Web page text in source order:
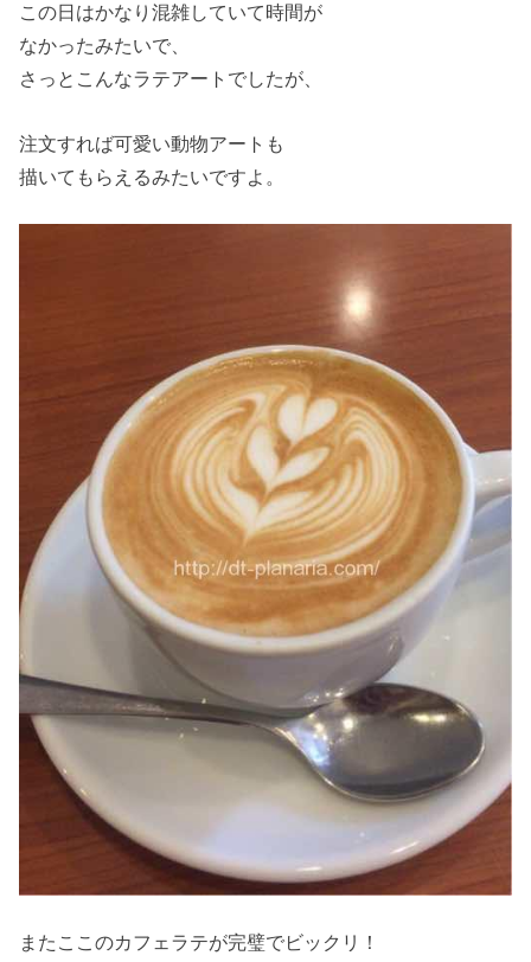
この日はかなり混雑していて時間が
なかったみたいで、
さっとこんなラテアートでしたが、
注文すれば可愛い動物アートも
描いてもらえるみたいですよ。
またここのカフェラテが完璧でビックリ！